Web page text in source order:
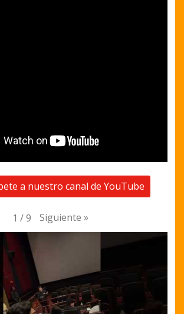
a nuestro canal de YouTube
1 / 9 Siguiente »